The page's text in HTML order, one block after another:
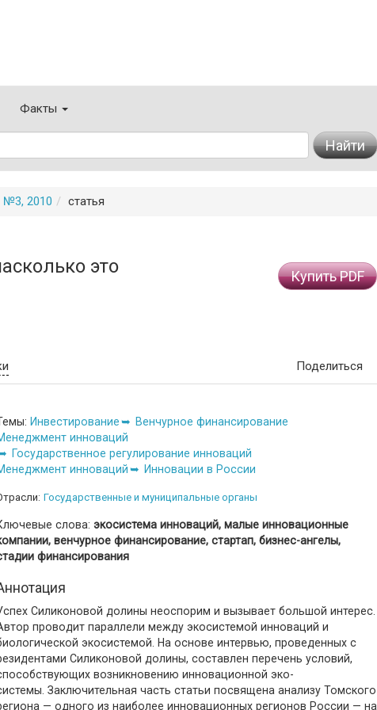
Факты
Найти
№3, 2010 статья
это
Купить PDF
Поделиться
Инвестирование
Венчурное финансирование
инноваций
Государственное регулирование инноваций
инноваций
Инновации в России
Государственные и муниципальные органы
слова: экосистема инноваций, малые инновационные
венчурное финансирование, стартап, бизнес-ангелы,
финансирования
Силиконовой долины неоспорим и вызывает большой интерес.
проводит параллели между экосистемой инноваций и
экосистемой. На основе интервью, проведенных с
Силиконовой долины, составлен перечень условий,
возникновению инновационной эко-
Заключительная часть статьи посвящена анализу Томского
— одного из наиболее инновационных регионов России — на